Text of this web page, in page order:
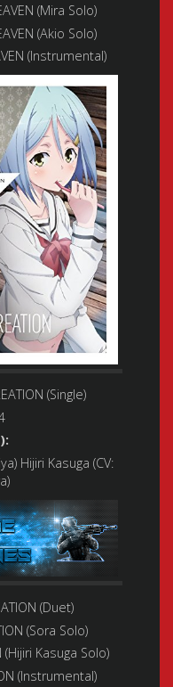
(Mira Solo)
(Akio Solo)
(Instrumental)
(Single)
Hijiri Kasuga (CV:
(Duet)
(Sora Solo)
(Hijiri Kasuga Solo)
(Instrumental)